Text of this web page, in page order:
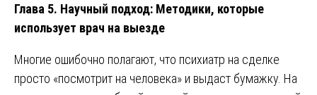
Глава 5. Научный подход: Методики, которые
использует врач на выезде
Многие ошибочно полагают, что психиатр на сделке
просто «посмотрит на человека» и выдаст бумажку. На